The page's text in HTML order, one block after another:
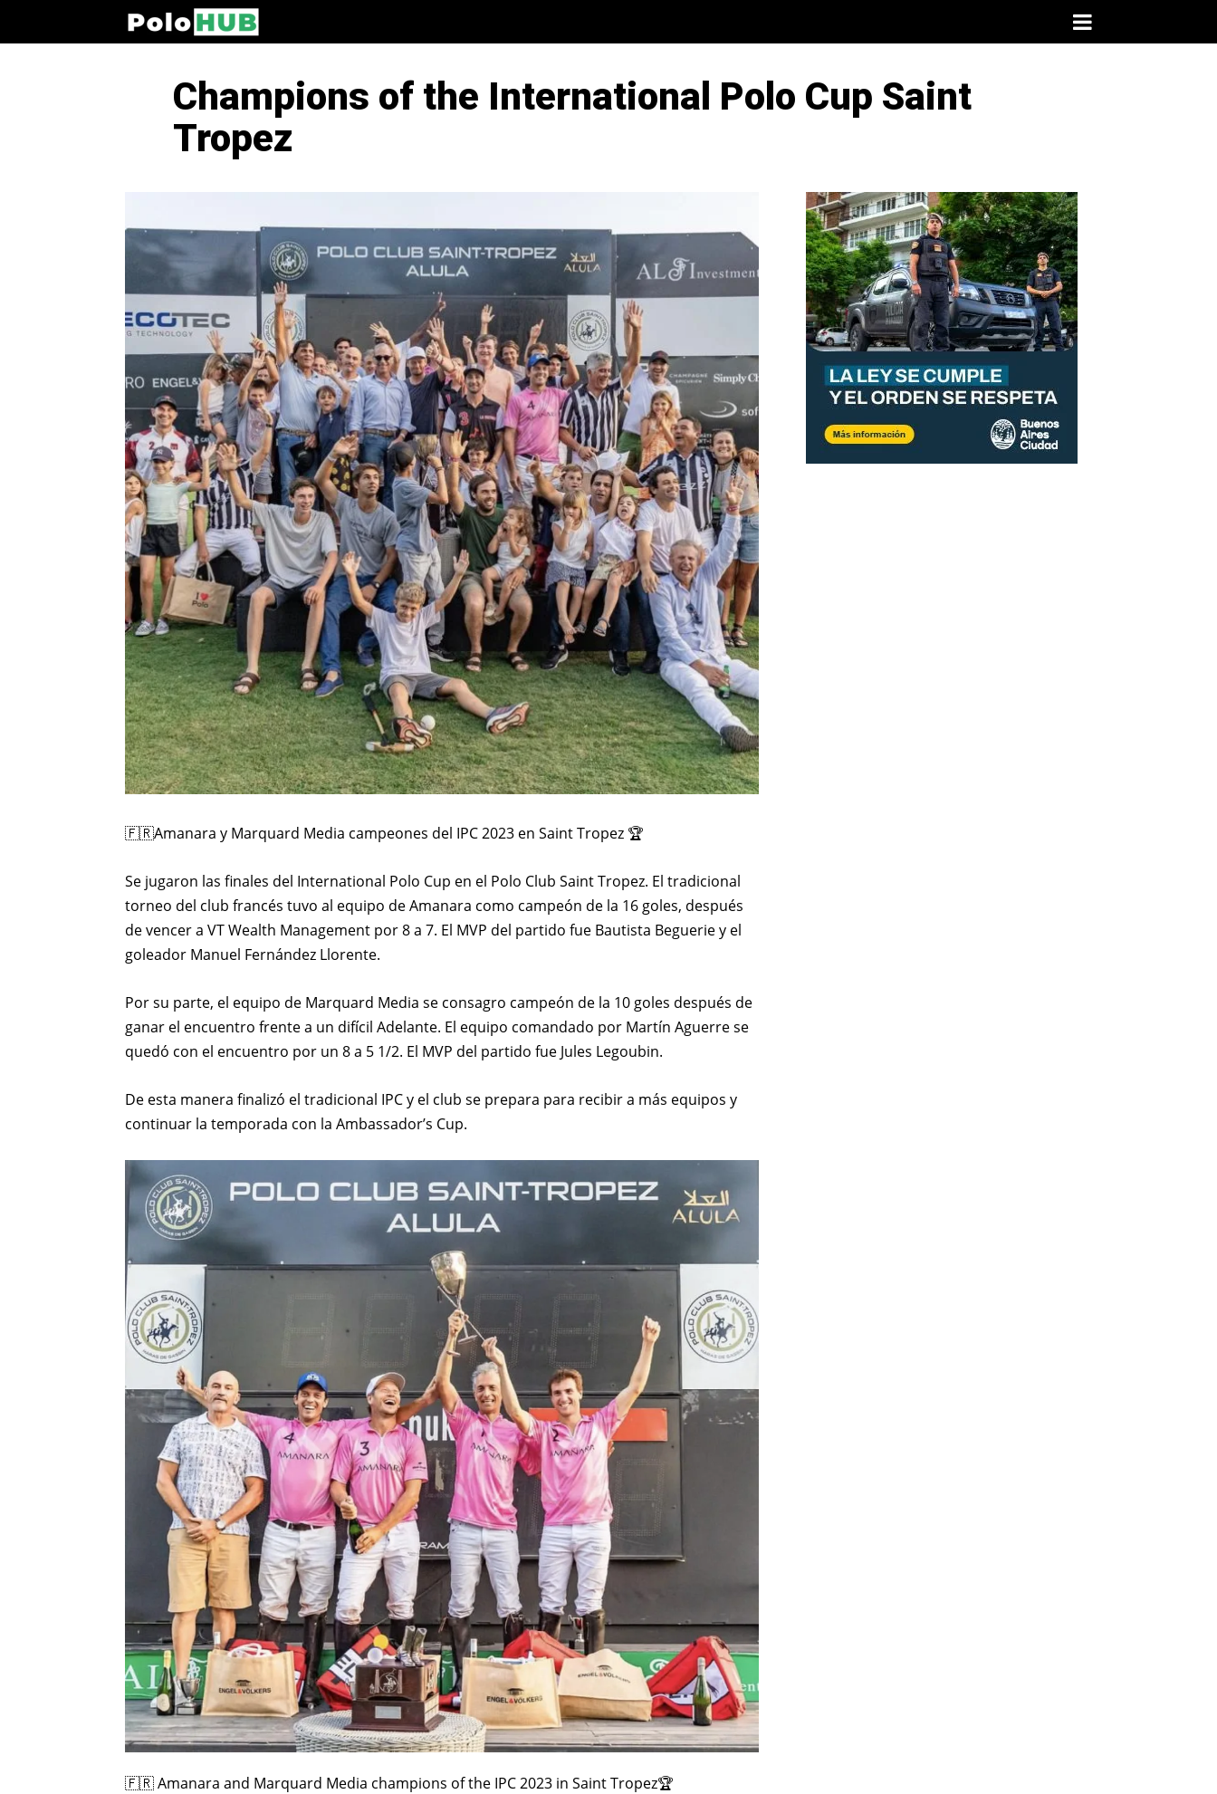
Champions of the International Polo Cup Saint
Tropez
🇫🇷Amanara y Marquard Media campeones del IPC 2023 en Saint Tropez 🏆
Se jugaron las finales del International Polo Cup en el Polo Club Saint Tropez. El tradicional
torneo del club francés tuvo al equipo de Amanara como campeón de la 16 goles, después
de vencer a VT Wealth Management por 8 a 7. El MVP del partido fue Bautista Beguerie y el
goleador Manuel Fernández Llorente.
Por su parte, el equipo de Marquard Media se consagro campeón de la 10 goles después de
ganar el encuentro frente a un difícil Adelante. El equipo comandado por Martín Aguerre se
quedó con el encuentro por un 8 a 5 1/2. El MVP del partido fue Jules Legoubin.
De esta manera finalizó el tradicional IPC y el club se prepara para recibir a más equipos y
continuar la temporada con la Ambassador’s Cup.
🇫🇷 Amanara and Marquard Media champions of the IPC 2023 in Saint Tropez🏆